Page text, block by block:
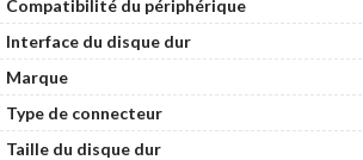
Compatibilité du périphérique
Interface du disque dur
Marque
Type de connecteur
Taille du disque dur